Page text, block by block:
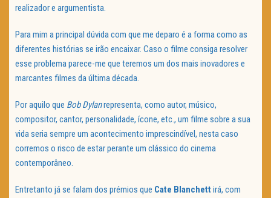
realizador e argumentista.
Para mim a principal dúvida com que me deparo é a forma como as
diferentes histórias se irão encaixar. Caso o filme consiga resolver
esse problema parece-me que teremos um dos mais inovadores e
marcantes filmes da última década.
Por aquilo que Bob Dylanrepresenta, como autor, músico,
compositor, cantor, personalidade, ícone, etc., um filme sobre a sua
vida seria sempre um acontecimento imprescindível, nesta caso
corremos o risco de estar perante um clássico do cinema
contemporâneo.
Entretanto já se falam dos prémios que Cate Blanchettirá, com